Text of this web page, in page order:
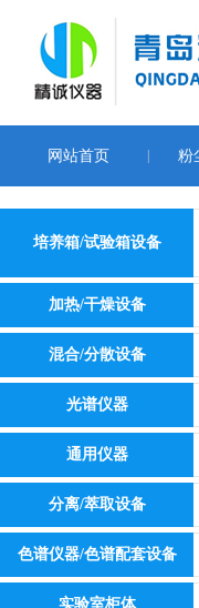
网站首页 粉
培养箱/试验箱设备
加热/干燥设备
混合/分散设备
光谱仪器
通用仪器
分离/萃取设备
色谱仪器/色谱配套设备
实验室柜体